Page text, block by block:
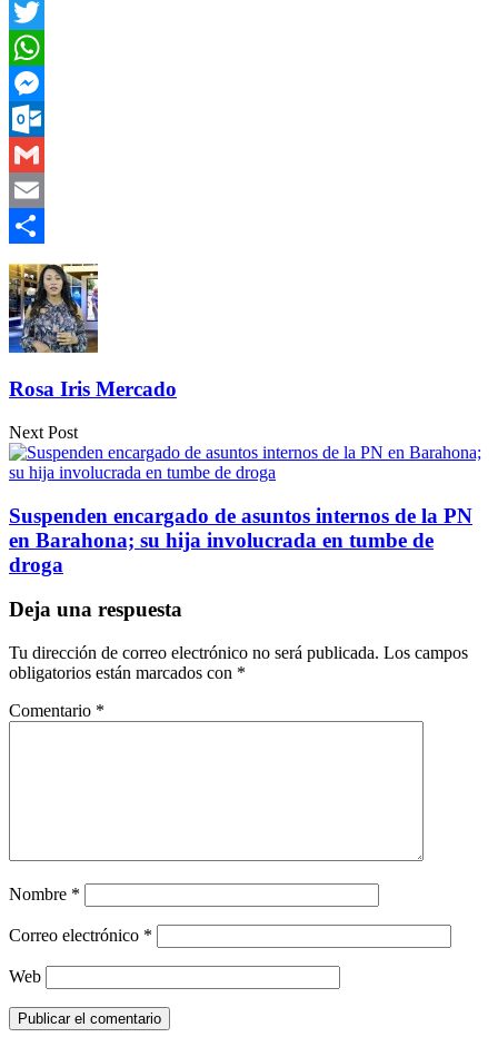
Facebook
Twitter
WhatsApp
Messenger
Outlook.com
Gmail
Email
Compartir
Rosa Iris Mercado
Next Post
Suspenden encargado de asuntos internos de la PN
en Barahona; su hija involucrada en tumbe de
droga
Deja una respuesta
Tu dirección de correo electrónico no será publicada. Los campos
obligatorios están marcados con *
Comentario *
Nombre *
Correo electrónico *
Web